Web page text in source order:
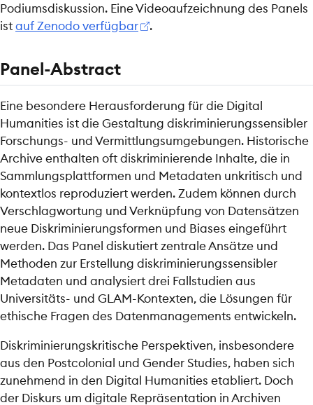
Podiumsdiskussion. Eine Videoaufzeichnung des Panels
istauf Zenodo verfügbar .
Panel-Abstract
Eine besondere Herausforderung für die Digital
Humanities ist die Gestaltung diskriminierungssensibler
Forschungs- und Vermittlungsumgebungen. Historische
Archive enthalten oft diskriminierende Inhalte, die in
Sammlungsplattformen und Metadaten unkritisch und
kontextlos reproduziert werden. Zudem können durch
Verschlagwortung und Verknüpfung von Datensätzen
neue Diskriminierungsformen und Biases eingeführt
werden. Das Panel diskutiert zentrale Ansätze und
Methoden zur Erstellung diskriminierungssensibler
Metadaten und analysiert drei Fallstudien aus
Universitäts- und GLAM-Kontexten, die Lösungen für
ethische Fragen des Datenmanagements entwickeln.
Diskriminierungskritische Perspektiven, insbesondere
aus den Postcolonial und Gender Studies, haben sich
zunehmend in den Digital Humanities etabliert. Doch
der Diskurs um digitale Repräsentation in Archiven